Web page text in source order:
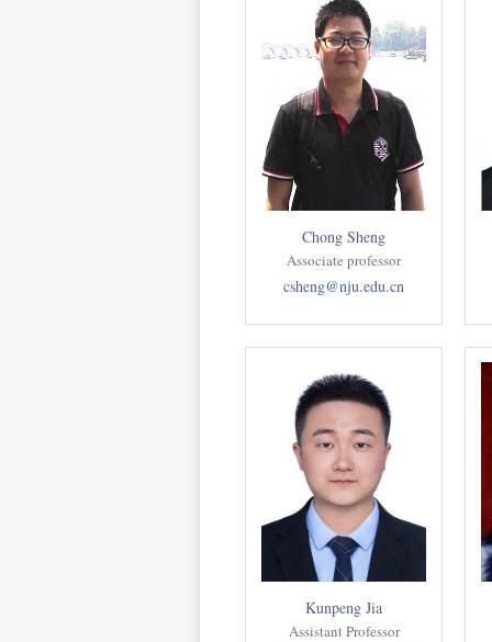
Chong Sheng
Associate professor
csheng@nju.edu.cn
Kunpeng Jia
Assistant Professor